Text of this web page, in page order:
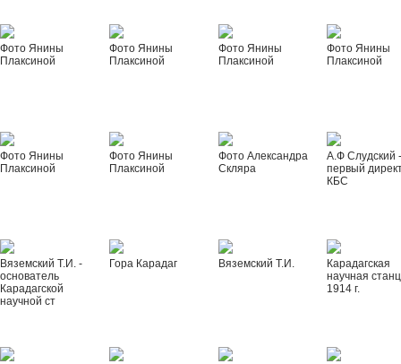
Фото Янины
Плаксиной
Фото Янины
Плаксиной
Фото Янины
Плаксиной
Фото Янины
Плаксиной
Фото Янины
Плаксиной
Фото Янины
Плаксиной
Фото Александра
Скляра
А.Ф Слудский
первый
КБС
Вяземский Т.И. -
основатель
Карадагской
научной ст
Гора Карадаг Вяземский Т.И.
Карадагская
научная
1914 г.